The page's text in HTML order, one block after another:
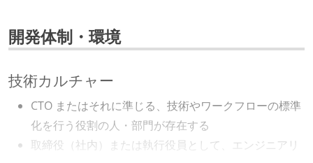
開発体制・環境
技術カルチャー
CTO またはそれに準じる、技術やワークフローの標準
化を行う役割の人・部門が存在する
取締役（社内）または執行役員として、エンジニアリ